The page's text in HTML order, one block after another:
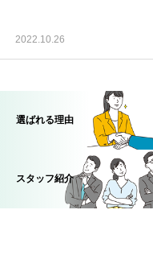
2022.10.26
選ばれる理由
スタッフ紹介